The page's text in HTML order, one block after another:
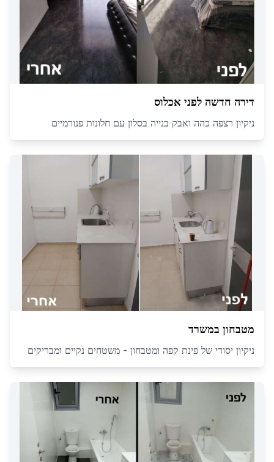
דירה חדשה לפני אכלוס
ניקיון רצפה כהה ואבק בנייה בסלון עם חלונות פנורמיים
מטבחון במשרד
ניקיון יסודי של פינת קפה ומטבחון - משטחים נקיים ומבריקים